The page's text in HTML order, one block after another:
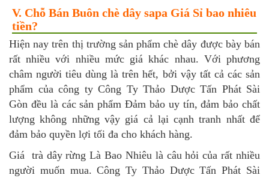
V. Chỗ Bán Buôn chè dây sapa Giá Sỉ bao nhiêu
tiền?
Hiện nay trên thị trường sản phẩm chè dây được bày bán
rất nhiều với nhiều mức giá khác nhau. Với phương
châm người tiêu dùng là trên hết, bởi vậy tất cả các sản
phẩm của công ty Công Ty Thảo Dược Tấn Phát Sài
Gòn đều là các sản phẩm Đảm bảo uy tín, đảm bảo chất
lượng không những vậy giá cả lại cạnh tranh nhất để
đảm bảo quyền lợi tối đa cho khách hàng.
Giá trà dây rừng Là Bao Nhiêu là câu hỏi của rất nhiều
người muốn mua. Công Ty Thảo Dược Tấn Phát Sài